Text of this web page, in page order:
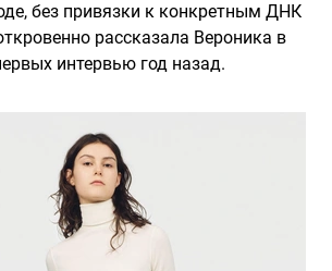
без привязки к конкретным ДНК
рассказала Вероника в
интервью год назад.